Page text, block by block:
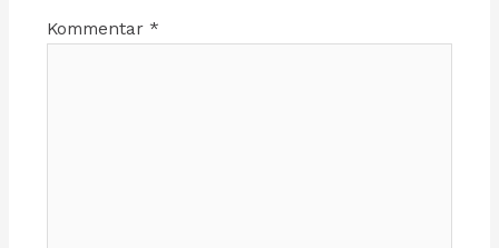
Kommentar *